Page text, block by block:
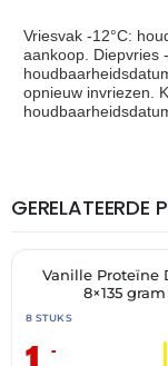
Vriesvak -12°C:
aankoop. Diepvries
opnieuw invriezen.
GERELATEERDE
🔥 OP=OP
THT:
31-
Vanille Proteïne
8×135 gram
8 STUKS
–